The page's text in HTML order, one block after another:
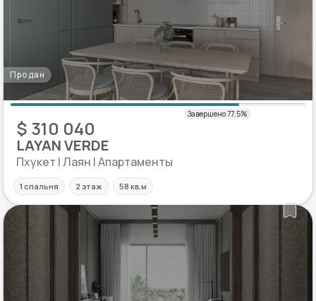
Продан
$ 310 040
LAYAN VERDE
Пхукет | Лаян | Апартаменты
1 спальня 2 этаж 58 кв.м